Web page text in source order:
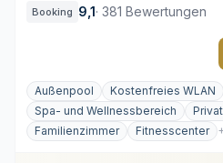
Booking 9,1· 381 Bewertungen
Außenpool
Kostenfreies WLAN
Spa- und Wellnessbereich
Familienzimmer
Fitnesscenter